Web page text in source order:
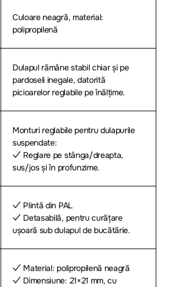
Culoare neagră, material:
polipropilenă
Dulapul rămâne stabil chiar și pe
pardoseli inegale, datorită
picioarelor reglabile pe înălțime.
Monturi reglabile pentru dulapurile
suspendate:
✓ Reglare pe stânga/dreapta,
sus/jos și în profunzime.
✓ Plintă din PAL
✓ Detasabilă, pentru curățare
ușoară sub dulapul de bucătărie.
✓ Material: polipropilenă neagră
✓ Dimensiune: 21×21 mm, cu